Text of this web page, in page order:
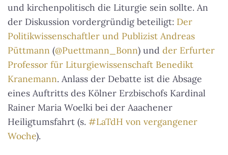
und kirchenpolitisch die Liturgie sein sollte. An
der Diskussion vordergründig beteiligt: Der
Politikwissenschaftler und Publizist Andreas
Püttmann (@Puettmann_Bonn) und der Erfurter
Professor für Liturgiewissenschaft Benedikt
Kranemann. Anlass der Debatte ist die Absage
eines Auftritts des Kölner Erzbischofs Kardinal
Rainer Maria Woelki bei der Aaachener
Heiligtumsfahrt (s. #LaTdH von vergangener
Woche).